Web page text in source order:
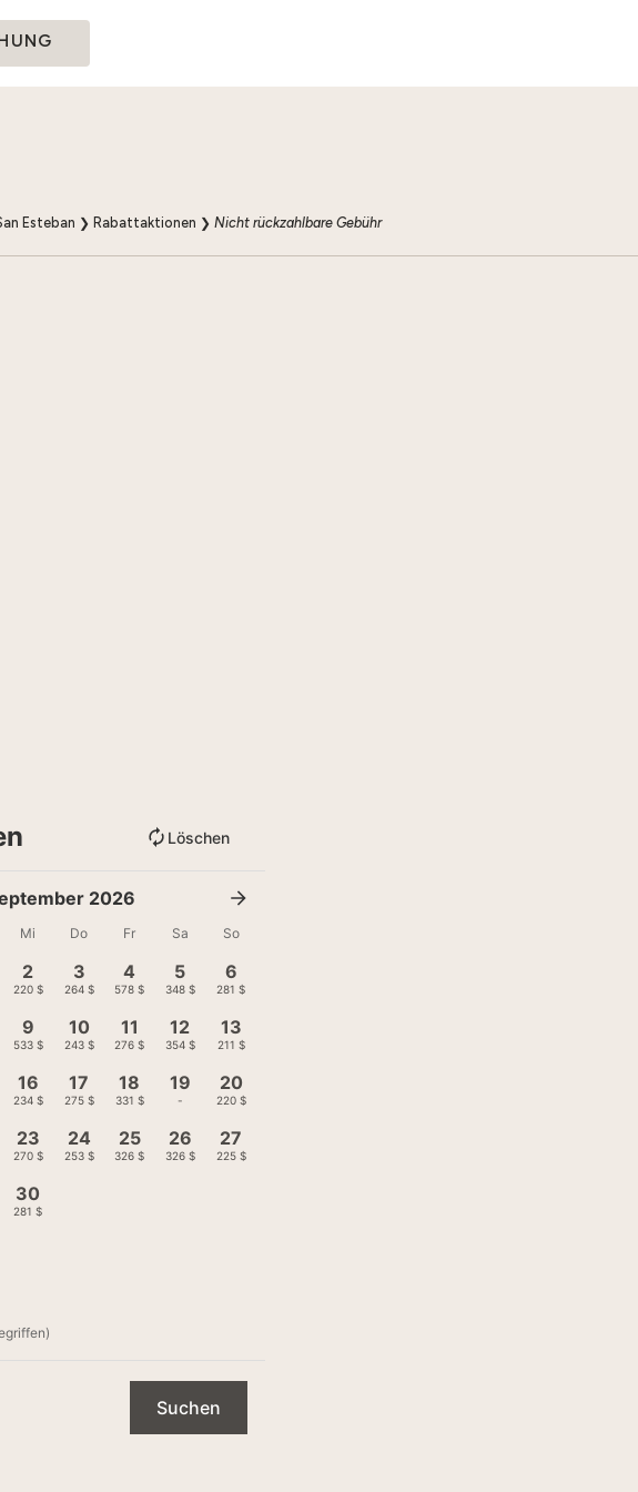
Esteban ❯ Rabattaktionen ❯ Nicht rückzahlbare Gebühr
Löschen
2026
Mi Do Fr Sa So
2
220 $
3
264 $
4
578 $
5
348 $
6
281 $
9
533 $
10
243 $
11
276 $
12
354 $
13
211 $
16
234 $
17
275 $
18
331 $
19
-
20
220 $
23
270 $
24
253 $
25
326 $
26
326 $
27
225 $
30
281 $
Suchen